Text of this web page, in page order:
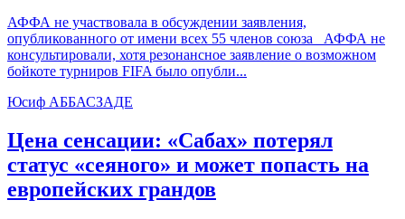
АФФА не участвовала в обсуждении заявления,
опубликованного от имени всех 55 членов союза АФФА не
консультировали, хотя резонансное заявление о возможном
бойкоте турниров FIFA было опубли...
Юсиф АББАСЗАДЕ
Цена сенсации: «Сабах» потерял
статус «сеяного» и может попасть на
европейских грандов